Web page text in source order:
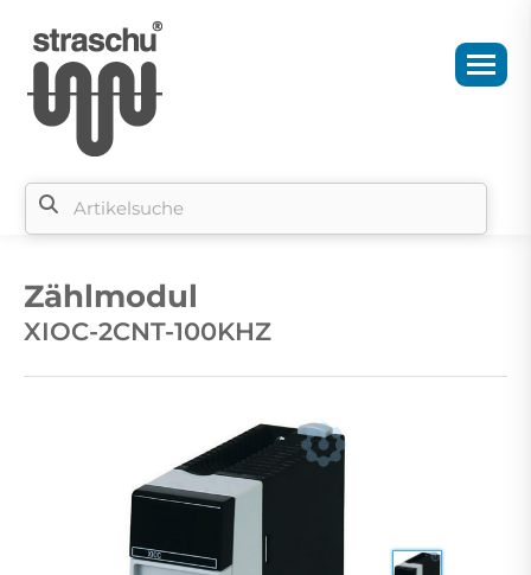
Zählmodul
XIOC-2CNT-100KHZ